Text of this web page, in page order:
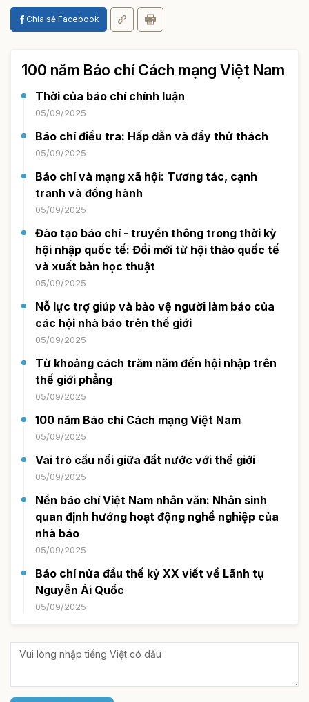
Chia sẻ Facebook
100 năm Báo chí Cách mạng Việt Nam
Thời của báo chí chính luận
05/09/2025
Báo chí điều tra: Hấp dẫn và đầy thử thách
05/09/2025
Báo chí và mạng xã hội: Tương tác, cạnh
tranh và đồng hành
05/09/2025
Đào tạo báo chí - truyền thông trong thời kỳ
hội nhập quốc tế: Đổi mới từ hội thảo quốc tế
và xuất bản học thuật
05/09/2025
Nỗ lực trợ giúp và bảo vệ người làm báo của
các hội nhà báo trên thế giới
05/09/2025
Từ khoảng cách trăm năm đến hội nhập trên
thế giới phẳng
05/09/2025
100 năm Báo chí Cách mạng Việt Nam
05/09/2025
Vai trò cầu nối giữa đất nước với thế giới
05/09/2025
Nền báo chí Việt Nam nhân văn: Nhân sinh
quan định hướng hoạt động nghề nghiệp của
nhà báo
05/09/2025
Báo chí nửa đầu thế kỷ XX viết về Lãnh tụ
Nguyễn Ái Quốc
05/09/2025